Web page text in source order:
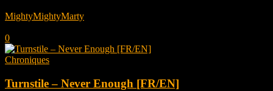
MightyMightyMarty
0
Chroniques
Turnstile – Never Enough [FR/EN]